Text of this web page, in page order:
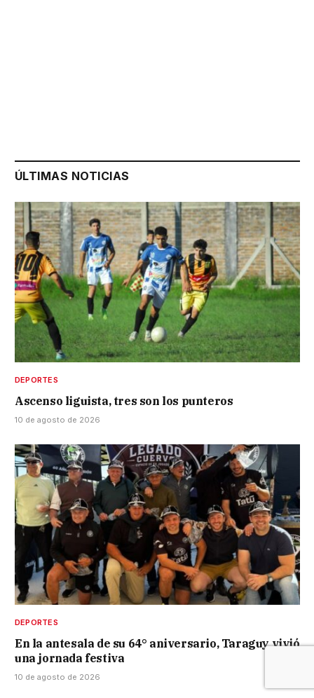
ÚLTIMAS NOTICIAS
DEPORTES
Ascenso liguista, tres son los punteros
10 de agosto de 2026
DEPORTES
En la antesala de su 64° aniversario, Taraguy vivió
una jornada festiva
10 de agosto de 2026